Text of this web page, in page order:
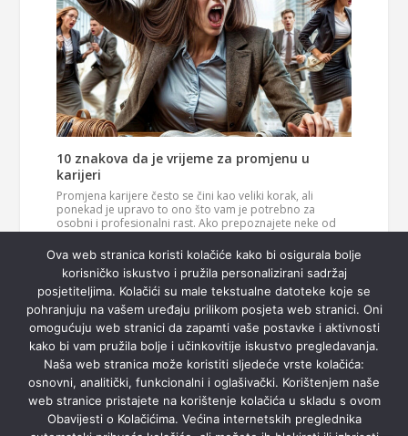
10 znakova da je vrijeme za promjenu u
karijeri
Promjena karijere često se čini kao veliki korak, ali
ponekad je upravo to ono što vam je potrebno za
osobni i profesionalni rast. Ako prepoznajete neke od
ovih znakova, možda je vrijeme da razmislite o novom
smjeru u svom životu. 1. Vaš posao više vas…Pročitaj
više
Ova web stranica koristi kolačiće kako bi osigurala bolje
korisničko iskustvo i pružila personalizirani sadržaj
posjetiteljima. Kolačići su male tekstualne datoteke koje se
pohranjuju na vašem uređaju prilikom posjeta web stranici. Oni
omogućuju web stranici da zapamti vaše postavke i aktivnosti
kako bi vam pružila bolje i učinkovitije iskustvo pregledavanja.
Naša web stranica može koristiti sljedeće vrste kolačića:
osnovni, analitički, funkcionalni i oglašivački. Korištenjem naše
web stranice pristajete na korištenje kolačića u skladu s ovom
Obavijesti o Kolačićima. Većina internetskih preglednika